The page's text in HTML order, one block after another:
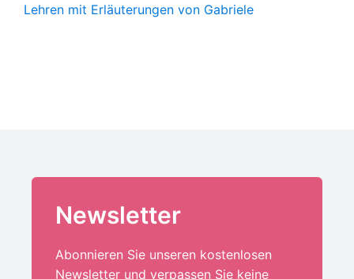
Lehren mit Erläuterungen von Gabriele
Newsletter
Abonnieren Sie unseren kostenlosen
Newsletter und verpassen Sie keine